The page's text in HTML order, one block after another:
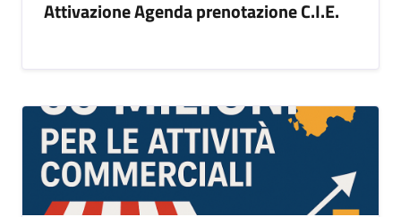
Attivazione Agenda prenotazione C.I.E.